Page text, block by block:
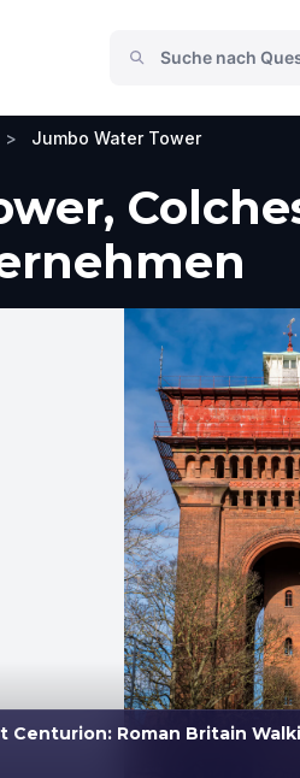
> Jumbo Water Tower
Centurion: Roman Britain